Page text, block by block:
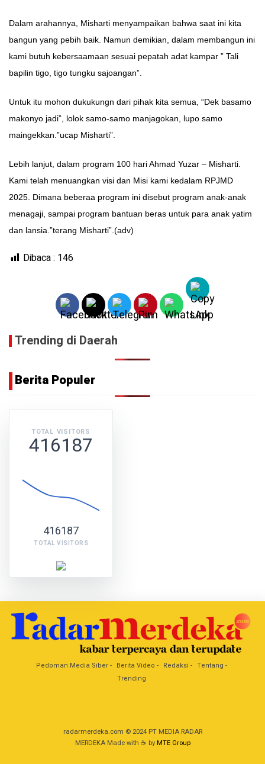
Dalam arahannya, Misharti menyampaikan bahwa saat ini kita
bangun yang pebih baik. Namun demikian, dalam membangun ini
kami butuh kebersaamaan sesuai pepatah adat kampar ” Tali
bapilin tigo, tigo tungku sajoangan”.
Untuk itu mohon dukukungn dari pihak kita semua, “Dek basamo
makonyo jadi”, lolok samo-samo manjagokan, lupo samo
maingekkan.”ucap Misharti”.
Lebih lanjut, dalam program 100 hari Ahmad Yuzar – Misharti.
Kami telah menuangkan visi dan Misi kami kedalam RPJMD
2025. Dimana beberaa program ini disebut program anak-anak
menagaji, sampai program bantuan beras untuk para anak yatim
dan lansia.”terang Misharti”.(adv)
Dibaca : 146
Trending di Daerah
Berita Populer
TOTAL VISITORS
416187
416187
TOTAL VISITORS
Pedoman Media Siber Berita Video Redaksi
Tentang
Trending
radarmerdeka.com © 2024 PT MEDIA RADAR
MERDEKA Made with ☕ byMTE Group